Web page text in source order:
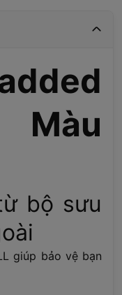
bộ sưu
giúp bảo vệ bạn